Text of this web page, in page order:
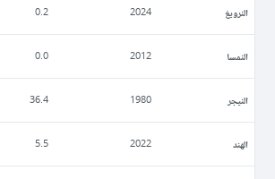
النرويغ 2024
0.2
النمسا 2012
0.0
النيجر 1980
36.4
الهند 2022
5.5